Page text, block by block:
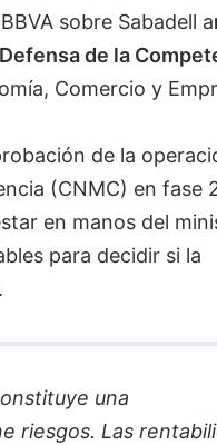
sobre Sabadell a
de la
Comercio y
de la
(CNMC) en fase
en manos del
para decidir si la
una
riesgos. Las